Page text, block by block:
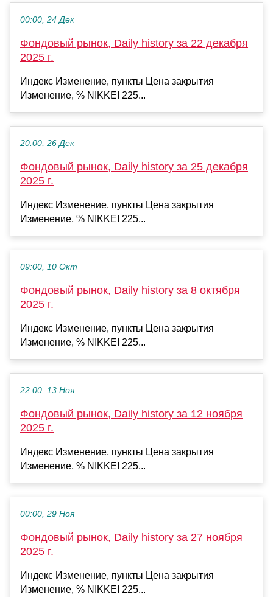
00:00, 24 Дек
Фондовый рынок, Daily history за 22 декабря
2025 г.
Индекс Изменение, пункты Цена закрытия
Изменение, % NIKKEI 225...
20:00, 26 Дек
Фондовый рынок, Daily history за 25 декабря
2025 г.
Индекс Изменение, пункты Цена закрытия
Изменение, % NIKKEI 225...
09:00, 10 Окт
Фондовый рынок, Daily history за 8 октября
2025 г.
Индекс Изменение, пункты Цена закрытия
Изменение, % NIKKEI 225...
22:00, 13 Ноя
Фондовый рынок, Daily history за 12 ноября
2025 г.
Индекс Изменение, пункты Цена закрытия
Изменение, % NIKKEI 225...
00:00, 29 Ноя
Фондовый рынок, Daily history за 27 ноября
2025 г.
Индекс Изменение, пункты Цена закрытия
Изменение, % NIKKEI 225...